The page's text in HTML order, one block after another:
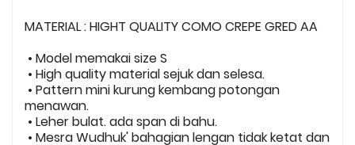
MATERIAL : HIGHT QUALITY COMO CREPE GRED AA
• Model memakai size S
• High quality material sejuk dan selesa.
• Pattern mini kurung kembang potongan
menawan.
• Leher bulat. ada span di bahu.
• Mesra Wudhuk' bahagian lengan tidak ketat dan